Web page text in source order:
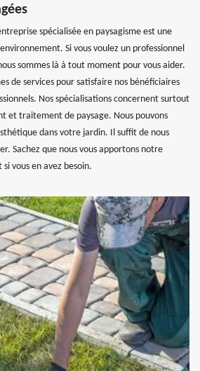
spécialisée en paysagisme est une
Si vous voulez un professionnel
sommes là à tout moment pour vous aider.
de services pour satisfaire nos bénéficiaires
Nos spécialisations concernent surtout
et traitement de paysage. Nous pouvons
dans votre jardin. Il suffit de nous
Sachez que nous vous apportons notre
vous en avez besoin.